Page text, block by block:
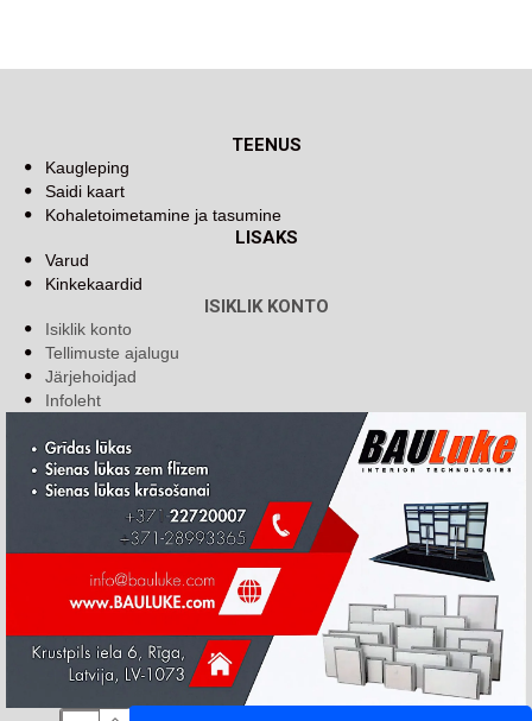
TEENUS
Kaugleping
Saidi kaart
Kohaletoimetamine ja tasumine
LISAKS
Varud
Kinkekaardid
ISIKLIK KONTO
Isiklik konto
Tellimuste ajalugu
Järjehoidjad
Infoleht